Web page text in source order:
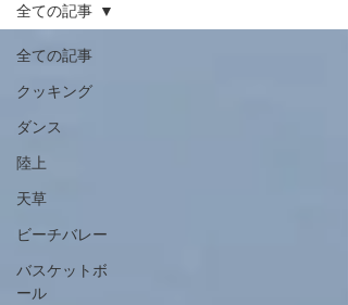
全ての記事
クッキング
ダンス
陸上
天草
ビーチバレー
バスケットボ
ール
全ての記事